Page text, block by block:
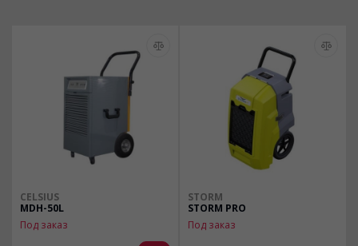
CELSIUS
MDH-50L
Под заказ
STORM
STORM PRO
Под заказ